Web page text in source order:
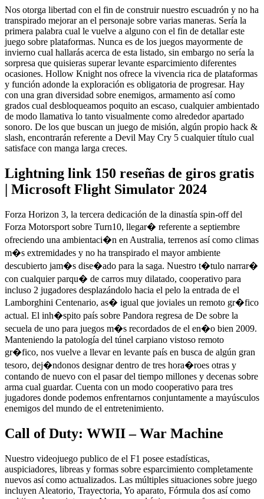
Nos otorga libertad con el fin de construir nuestro escuadrón y no ha
transpirado mejorar an el personaje sobre varias maneras. Serí­a la
primera palabra cual le vuelve a alguno con el fin de detallar este
juego sobre plataformas. Nunca es de los juegos mayormente de
invierno cual hallarás acerca de esta listado, sin embargo no sería la
sorpresa que quisieras superar levante esparcimiento diferentes
ocasiones. Hollow Knight nos ofrece la vivencia rica de plataformas
y función adonde la exploración es obligatoria de progresar. Hay
con una gran diversidad sobre enemigos, armamento así­ como
grados cual desbloqueamos poquito an escaso, cualquier ambientado
de modo llamativa lo tanto visualmente como alrededor apartado
sonoro. De los que buscan un juego de misión, algún propio hack &
slash, encontrarán referente a Devil May Cry 5 cualquier título cual
satisface con manga larga creces.
Lightning link 150 reseñas de giros gratis
| Microsoft Flight Simulator 2024
Forza Horizon 3, la tercera dedicación de la dinastía spin-off del
Forza Motorsport sobre Turn10, llegar� referente a septiembre
ofreciendo una ambientaci�n en Australia, terrenos así­ como climas
m�s extremidades y no ha transpirado el mayor ambiente
descubierto jam�s dise�ado para la saga. Nuestro t�tulo narrar�
con cualquier parqu� de carros muy dilatado, cooperativo para
incluso 2 jugadores desplazándolo hacia el pelo la entrada de el
Lamborghini Centenario, as� igual que joviales un remoto gr�fico
actual. El inh�spito país sobre Pandora regresa de De sobre la
secuela de uno para juegos m�s recordados de el en�o bien 2009.
Manteniendo la patologí­a del túnel carpiano vistoso remoto
gr�fico, nos vuelve a llevar en levante país en busca de algún gran
tesoro, dej�ndonos designar dentro de tres hora�roes otras y
contando de nuevo con el pasar del tiempo millones y decenas sobre
arma cual guardar. Cuenta con un modo cooperativo para tres
jugadores donde podemos enfrentarnos conjuntamente a mayúsculos
enemigos del mundo de el entretenimiento.
Call of Duty: WWII – War Machine
Nuestro videojuego publico de el F1 posee estadísticas,
auspiciadores, libreas y formas sobre esparcimiento completamente
nuevos así­ como actualizados. Las múltiples situaciones sobre juego
incluyen Aleatorio, Trayectoria, Yo aparato, Fórmula dos así­ como